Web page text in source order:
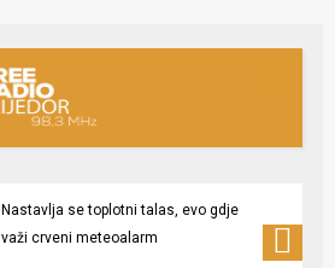
Nastavlja se toplotni talas, evo gdje
važi crveni meteoalarm